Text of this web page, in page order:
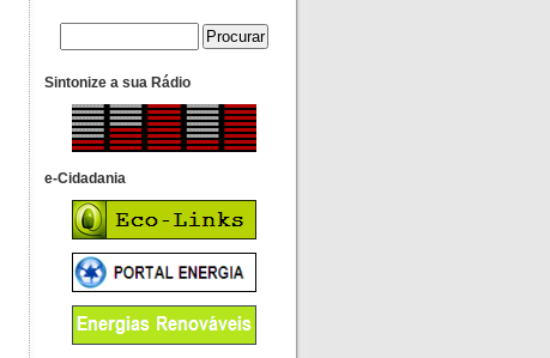
Sintonize a sua Rádio
e-Cidadania